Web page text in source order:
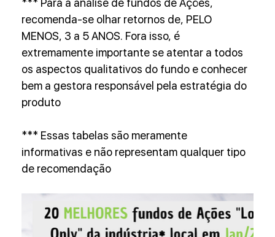
*** Para a análise de fundos de Ações,
recomenda-se olhar retornos de, PELO
MENOS, 3 a 5 ANOS. Fora isso, é
extremamente importante se atentar a todos
os aspectos qualitativos do fundo e conhecer
bem a gestora responsável pela estratégia do
produto
*** Essas tabelas são meramente
informativas e não representam qualquer tipo
de recomendação